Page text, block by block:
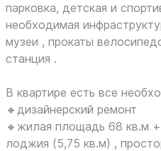
парковка, детская и
необходимая
музеи , прокаты
станция .
В квартире есть все
🔸дизайнерский ремонт
🔸жилая площадь 68 кв.м
лоджия (5,75 кв.м) ,